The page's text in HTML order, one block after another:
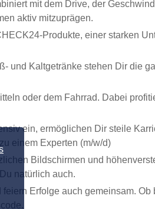
mit dem Drive, der
aktiv mitzuprägen.
Produkte, einer starken
und Kaltgetränke stehen Dir die
oder dem Fahrrad. Dabei
ein, ermöglichen Dir steile
einem Experten (m/w/d)
Bildschirmen und
natürlich auch.
Erfolge auch gemeinsam. Ob